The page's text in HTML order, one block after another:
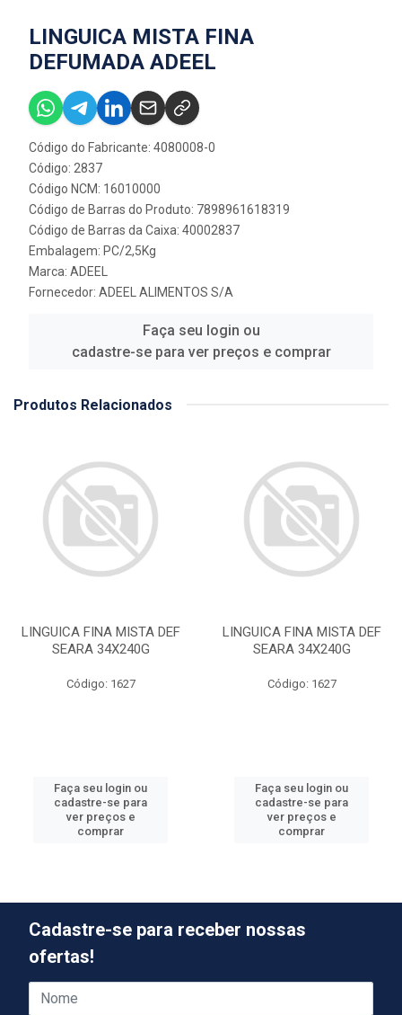
LINGUICA MISTA FINA
DEFUMADA ADEEL
Código do Fabricante: 4080008-0
Código: 2837
Código NCM: 16010000
Código de Barras do Produto: 7898961618319
Código de Barras da Caixa: 40002837
Embalagem: PC/2,5Kg
Marca: ADEEL
Fornecedor: ADEEL ALIMENTOS S/A
Faça seu login ou
cadastre-se para ver preços e comprar
Produtos Relacionados
LINGUICA FINA MISTA DEF
SEARA 34X240G
Código: 1627
Faça seu login ou
cadastre-se para
ver preços e
comprar
LINGUICA FINA MISTA DEF
SEARA 34X240G
Código: 1627
Faça seu login ou
cadastre-se para
ver preços e
comprar
Cadastre-se para receber nossas
ofertas!